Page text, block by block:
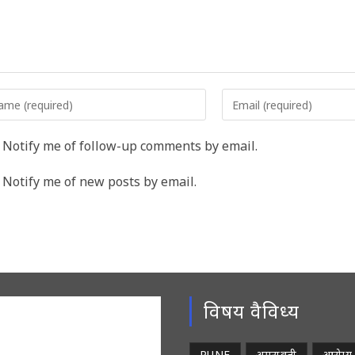
your
address
Notify me of follow-up comments by email.
Notify me of new posts by email.
विषय वैविध्य